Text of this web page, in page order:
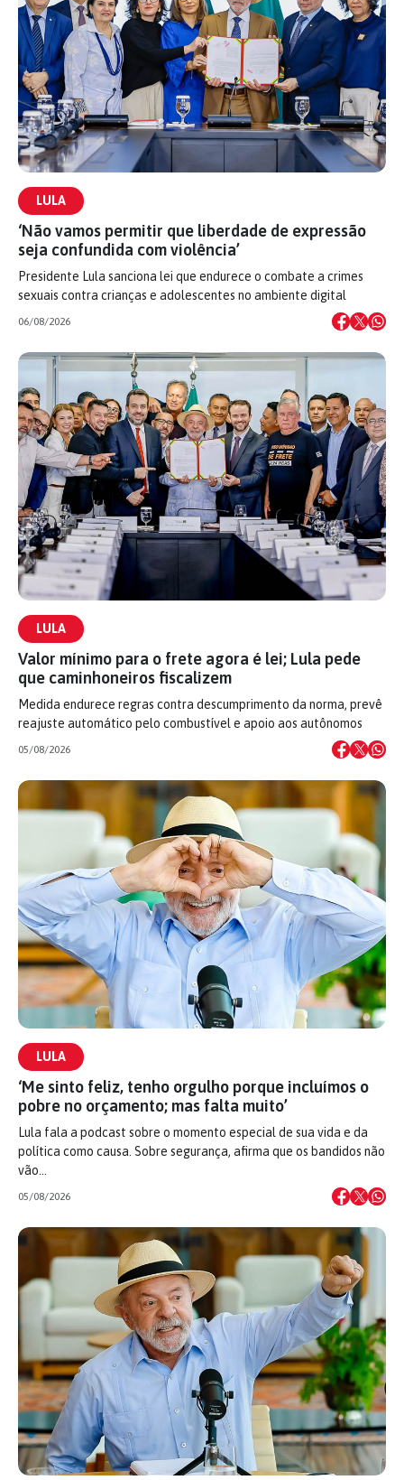
LULA
‘Não vamos permitir que liberdade de expressão
seja confundida com violência’
Presidente Lula sanciona lei que endurece o combate a crimes
sexuais contra crianças e adolescentes no ambiente digital
06/08/2026
LULA
Valor mínimo para o frete agora é lei; Lula pede
que caminhoneiros fiscalizem
Medida endurece regras contra descumprimento da norma, prevê
reajuste automático pelo combustível e apoio aos autônomos
05/08/2026
LULA
‘Me sinto feliz, tenho orgulho porque incluímos o
pobre no orçamento; mas falta muito’
Lula fala a podcast sobre o momento especial de sua vida e da
política como causa. Sobre segurança, afirma que os bandidos não
vão…
05/08/2026